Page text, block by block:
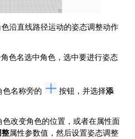
沿直线路径运动的姿态调整动作
色名选中角色，选中要进行姿态
色名称旁的 按钮，并选择添
改变角色的位置，或者在属性面
属性参数值，然后设置姿态调整